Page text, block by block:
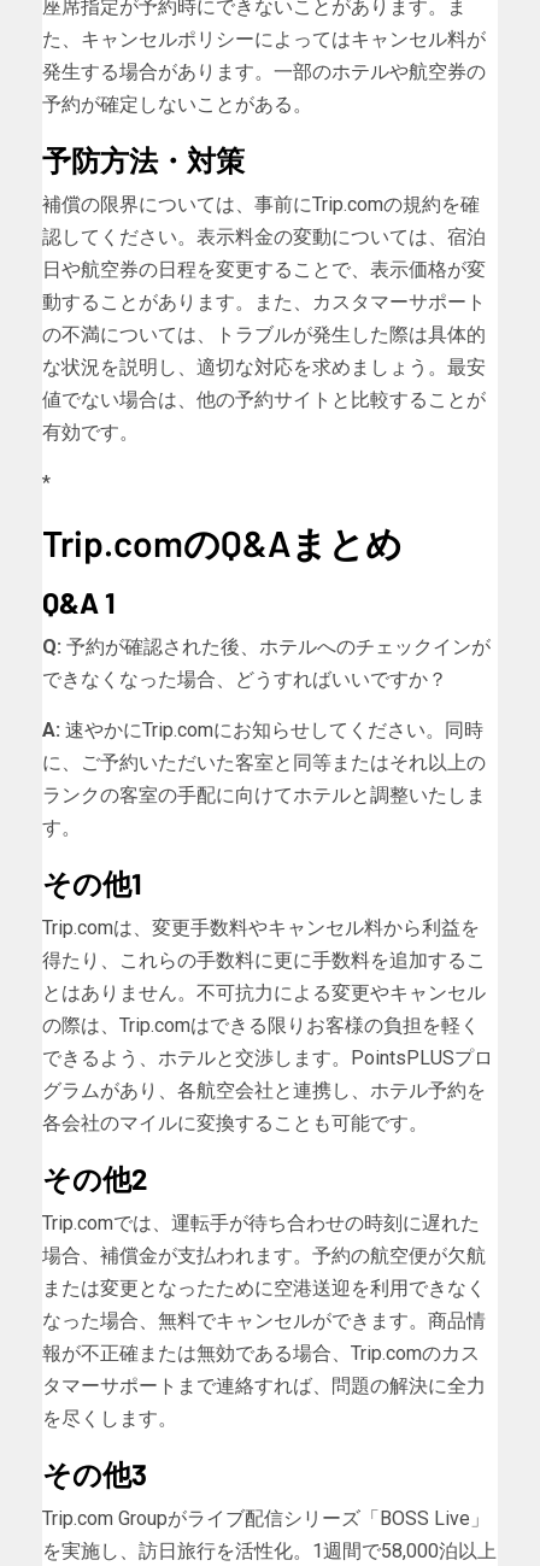
座席指定が予約時にできないことがあります。ま
た、キャンセルポリシーによってはキャンセル料が
発生する場合があります。一部のホテルや航空券の
予約が確定しないことがある。
予防方法・対策
補償の限界については、事前にTrip.comの規約を確
認してください。表示料金の変動については、宿泊
日や航空券の日程を変更することで、表示価格が変
動することがあります。また、カスタマーサポート
の不満については、トラブルが発生した際は具体的
な状況を説明し、適切な対応を求めましょう。最安
値でない場合は、他の予約サイトと比較することが
有効です。
*
Trip.comのQ&Aまとめ
Q&A 1
Q: 予約が確認された後、ホテルへのチェックインが
できなくなった場合、どうすればいいですか？
A: 速やかにTrip.comにお知らせしてください。同時
に、ご予約いただいた客室と同等またはそれ以上の
ランクの客室の手配に向けてホテルと調整いたしま
す。
その他1
Trip.comは、変更手数料やキャンセル料から利益を
得たり、これらの手数料に更に手数料を追加するこ
とはありません。不可抗力による変更やキャンセル
の際は、Trip.comはできる限りお客様の負担を軽く
できるよう、ホテルと交渉します。PointsPLUSプロ
グラムがあり、各航空会社と連携し、ホテル予約を
各会社のマイルに変換することも可能です。
その他2
Trip.comでは、運転手が待ち合わせの時刻に遅れた
場合、補償金が支払われます。予約の航空便が欠航
または変更となったために空港送迎を利用できなく
なった場合、無料でキャンセルができます。商品情
報が不正確または無効である場合、Trip.comのカス
タマーサポートまで連絡すれば、問題の解決に全力
を尽くします。
その他3
Trip.com Groupがライブ配信シリーズ「BOSS Live」
を実施し、訪日旅行を活性化。1週間で58,000泊以上